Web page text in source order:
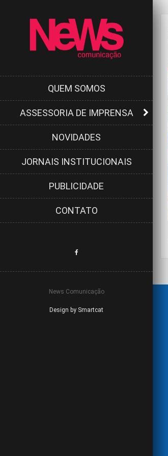
QUEM SOMOS
ASSESSORIA DE IMPRENSA
NOVIDADES
JORNAIS INSTITUCIONAIS
PUBLICIDADE
CONTATO
News Comunicação
Design by Smartcat